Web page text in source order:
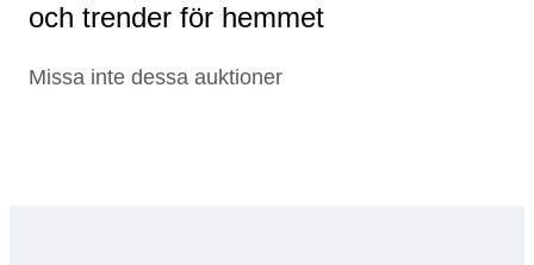
och trender för hemmet
Missa inte dessa auktioner